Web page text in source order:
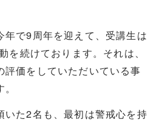
年で9周年を迎えて、受講生は
を続けております。それは、
評価をしていただいている事
いた2名も、最初は警戒心を持